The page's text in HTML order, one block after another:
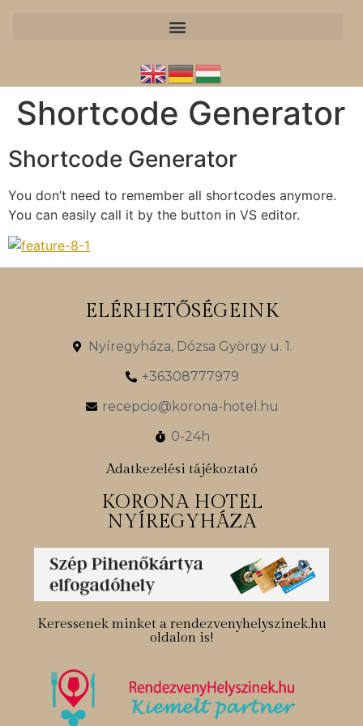
Shortcode Generator
Shortcode Generator
You don’t need to remember all shortcodes anymore.
You can easily call it by the button in VS editor.
ELÉRHETŐSÉGEINK
Nyíregyháza, Dózsa György u. 1.
+36308777979
recepcio@korona-hotel.hu
0-24h
Adatkezelési tájékoztató
KORONA HOTEL
NYÍREGYHÁZA
Keressenek minket a rendezvenyhelyszinek.hu
oldalon is!